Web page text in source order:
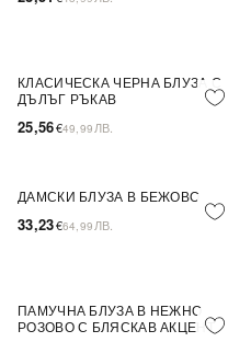
КЛАСИЧЕСКА ЧЕРНА БЛУЗА С
ДЪЛЪГ РЪКАВ
25,56€49,99 ЛВ.
ПОСЛЕДНА БРОЙКА
ДАМСКИ БЛУЗА В БЕЖОВО
33,23€64,99 ЛВ.
ПОСЛЕДНА БРОЙКА
ПАМУЧНА БЛУЗА В НЕЖНО
РОЗОВО С БЛЯСКАВ АКЦЕНТ